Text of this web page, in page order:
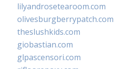
lilyandrosetearoom.com
olivesburgberrypatch.com
theslushkids.com
giobastian.com
glpascensori.com